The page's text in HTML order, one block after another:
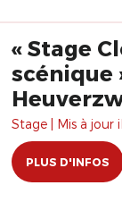
« Stage
scénique
Stage | Mis à jour
PLUS D'INFOS